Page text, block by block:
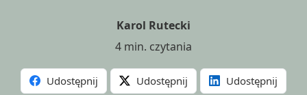
Karol Rutecki
4 min. czytania
Udostępnij Udostępnij Udostępnij